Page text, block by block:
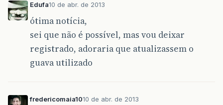
Edufa10 de abr. de 2013
ótima notícia,
sei que não é possível, mas vou deixar
registrado, adoraria que atualizassem o
guava utilizado
fredericomaia1010 de abr. de 2013